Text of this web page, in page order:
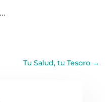
Tu Salud, tu Tesoro→